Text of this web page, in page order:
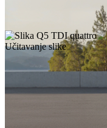
Učitavanje slike